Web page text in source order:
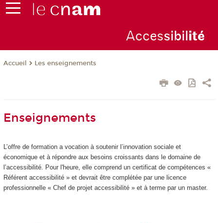
Accessibilité
Accueil Les enseignements
Enseignements
L’offre de formation a vocation à soutenir l’innovation sociale et
économique et à répondre aux besoins croissants dans le domaine de
l’accessibilité. Pour l'heure, elle comprend un certificat de compétences «
Référent accessibilité » et devrait être complétée par une licence
professionnelle « Chef de projet accessibilité » et à terme par un master.